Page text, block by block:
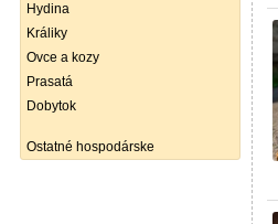
Hydina
Králiky
Ovce a kozy
Prasatá
Dobytok
Ostatné hospodárske